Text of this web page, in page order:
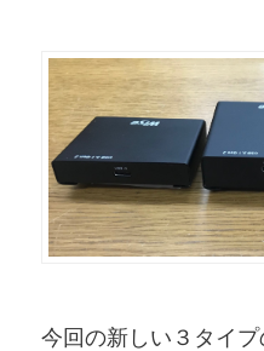
今回の新しい３タイ